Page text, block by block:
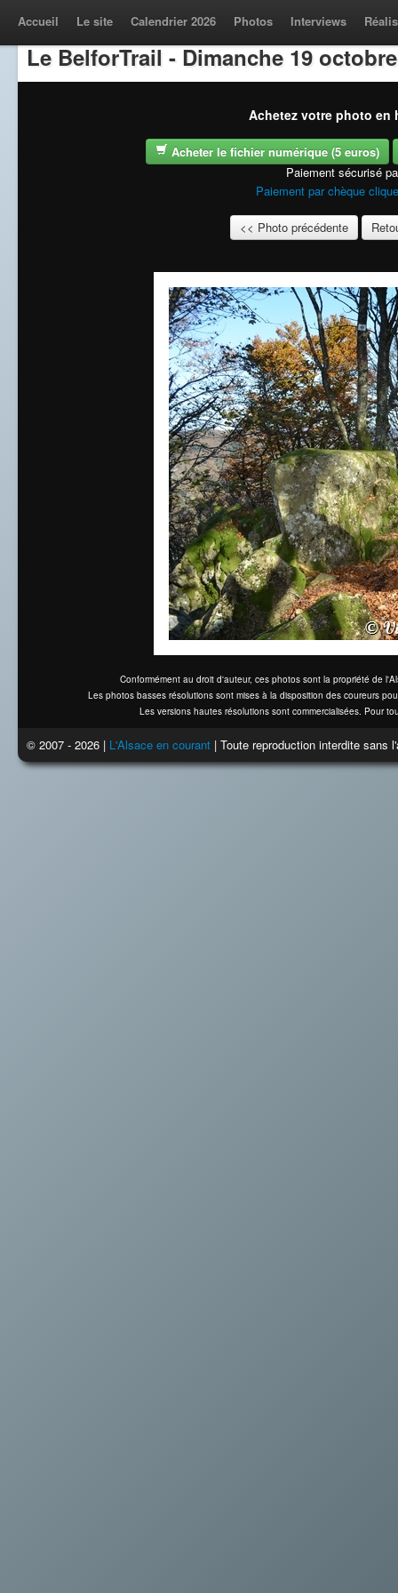
Accueil Le site Calendrier 2026 Photos Interviews
Le BelforTrail - Dimanche 19
Achetez votre photo en
Acheter le fichier numérique (5 euros)
Paiement sécurisé
Paiement par chèque
<< Photo précédente
Conformément au droit d'auteur, ces photos sont la propriété de
Les photos basses résolutions sont mises à la disposition des coureurs
Les versions hautes résolutions sont commercialisées. Pour
© 2007 - 2026 | L'Alsace en courant | Toute reproduction interdite sans